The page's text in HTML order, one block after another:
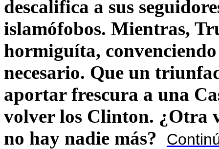
descalifica a sus
islamófobos. Mientras,
hormiguíta,
necesario. Que un
aportar frescura a una
volver los Clinton. ¿Otra
no hay nadie más?